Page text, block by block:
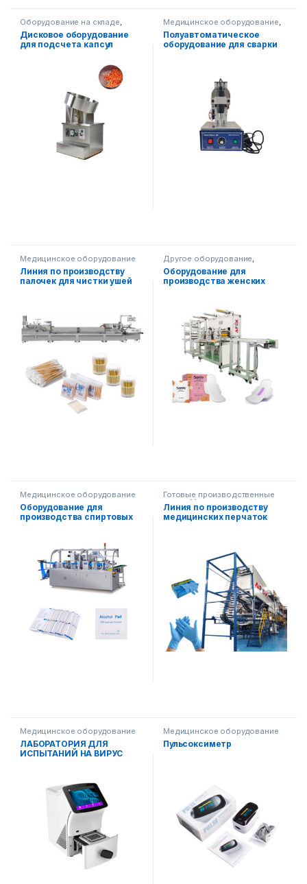
Оборудование на складе,
Упаковочное оборудование
Медицинское оборудование
Дисковое оборудование
для подсчета капсул
Медицинское оборудование,
Оборудование на складе
Полуавтоматическое
оборудование для сварки
Медицинское оборудование
Линия по производству
палочек для чистки ушей
Другое оборудование
Обработка бумаги
Медицинское оборудование
Оборудование для
производства женских
Медицинское оборудование
Оборудование для
производства спиртовых
Готовые производственные
линии Медицинское
оборудование
Линия по производству
медицинских перчаток
Медицинское оборудование
ЛАБОРАТОРИЯ ДЛЯ
ИСПЫТАНИЙ НА ВИРУС
цепная реакция)
Медицинское оборудование
Пульсоксиметр